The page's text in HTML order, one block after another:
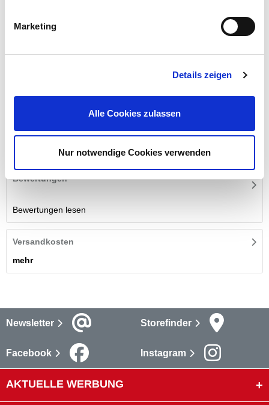
Marketing
Details zeigen
Alle Cookies zulassen
Nur notwendige Cookies verwenden
Garten-Lounge-Set Valencia Smoke aus wetterfestem
Lounge mit Armlehne und einem angebauten 2-Sitzer Sofa.
Bewertungen
Bewertungen lesen
Versandkosten
mehr
Newsletter Storefinder
Facebook Instagram
AKTUELLE WERBUNG